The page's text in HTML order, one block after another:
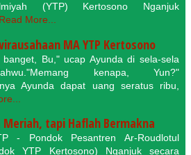
(YTP) Kertosono Nganjuk
Read More...
MA YTP Kertosono
Bu," ucap Ayunda di sela-sela
kenapa, Yun?"
Ayunda dapat uang seratus ribu,
Meriah, tapi Haflah Bermakna
- Pondok Pesantren Ar-Roudlotul
YTP Kertosono) Nganjuk secara